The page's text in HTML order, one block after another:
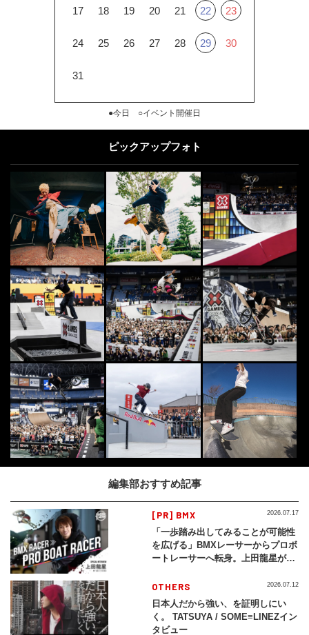
17 18 19 20 21 22 23
24 25 26 27 28 29 30
31
●今日 ○イベント開催日
ピックアップフォト
編集部おすすめ記事
[PR] BMX
「一歩踏み出してみることが可能性
を広げる」BMXレーサーからプロボ
ートレーサーへ転身。上田龍星が体
2026.07.17
OTHERS
日本人だから強い、を証明しにい
く。 TATSUYA / SOME≡LINEZイン
タビュー
2026.07.12